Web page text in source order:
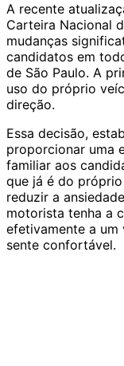
A recente
Carteira Nacional
mudanças
candidatos em
de São Paulo. A
uso do próprio
direção.
Essa decisão,
proporcionar uma
familiar aos
que já é do
reduzir a
motorista tenha a
efetivamente a um
sente confortável.